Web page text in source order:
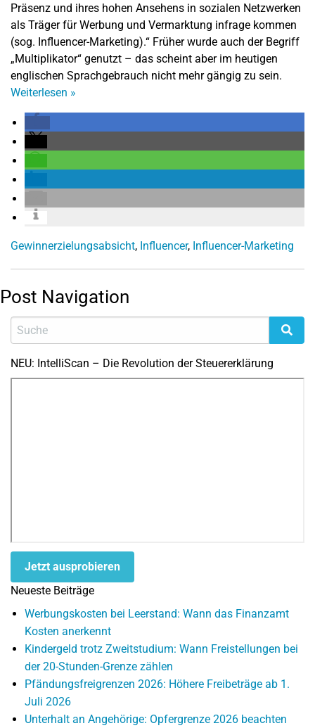
Präsenz und ihres hohen Ansehens in sozialen Netzwerken
als Träger für Werbung und Vermarktung infrage kommen
(sog. Influencer-Marketing).“ Früher wurde auch der Begriff
„Multiplikator“ genutzt – das scheint aber im heutigen
englischen Sprachgebrauch nicht mehr gängig zu sein.
Weiterlesen »
Gewinnerzielungsabsicht, Influencer, Influencer-Marketing
Post Navigation
NEU: IntelliScan – Die Revolution der Steuererklärung
Jetzt ausprobieren
Neueste Beiträge
Werbungskosten bei Leerstand: Wann das Finanzamt
Kosten anerkennt
Kindergeld trotz Zweitstudium: Wann Freistellungen bei
der 20-Stunden-Grenze zählen
Pfändungsfreigrenzen 2026: Höhere Freibeträge ab 1.
Juli 2026
Unterhalt an Angehörige: Opfergrenze 2026 beachten